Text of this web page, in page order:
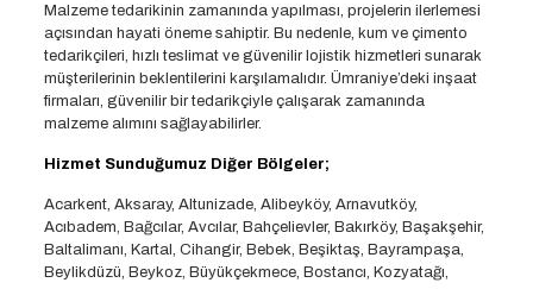
Malzeme tedarikinin zamanında yapılması, projelerin ilerlemesi
açısından hayati öneme sahiptir. Bu nedenle, kum ve çimento
tedarikçileri, hızlı teslimat ve güvenilir lojistik hizmetleri sunarak
müşterilerinin beklentilerini karşılamalıdır. Ümraniye’deki inşaat
firmaları, güvenilir bir tedarikçiyle çalışarak zamanında
malzeme alımını sağlayabilirler.
Hizmet Sunduğumuz Diğer Bölgeler;
Acarkent, Aksaray, Altunizade, Alibeyköy, Arnavutköy,
Acıbadem, Bağcılar, Avcılar, Bahçelievler, Bakırköy, Başakşehir,
Baltalimanı, Kartal, Cihangir, Bebek, Beşiktaş, Bayrampaşa,
Beylikdüzü, Beykoz, Büyükçekmece, Bostancı, Kozyatağı,